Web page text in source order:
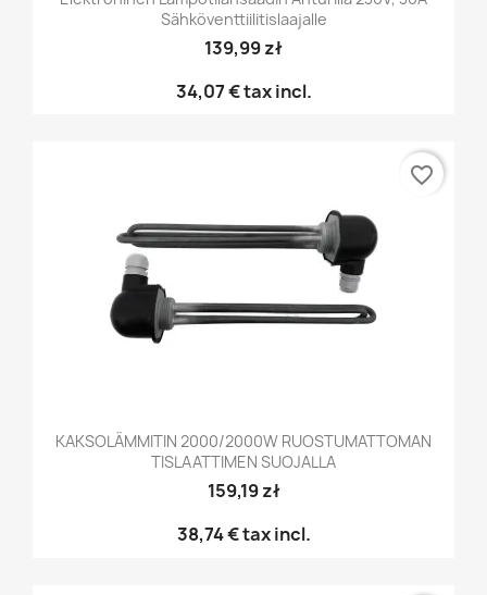
Sähköventtiilitislaajalle
139,99 zł
34,07 €tax incl.
KAKSOLÄMMITIN 2000/2000W RUOSTUMATTOMAN
TISLAATTIMEN SUOJALLA
159,19 zł
38,74 €tax incl.
favorite_border